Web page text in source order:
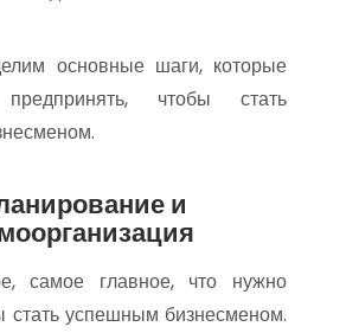
основные шаги, которые
чтобы стать
и
самое главное, что нужно
стать успешным бизнесменом.